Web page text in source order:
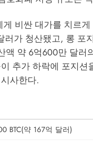
비싼 대가를 치르
러가 청산됐고, 롱 포
액 약 6억600만 달러
추가 하락에 포지
사한다.
BTC(약 167억 달러)